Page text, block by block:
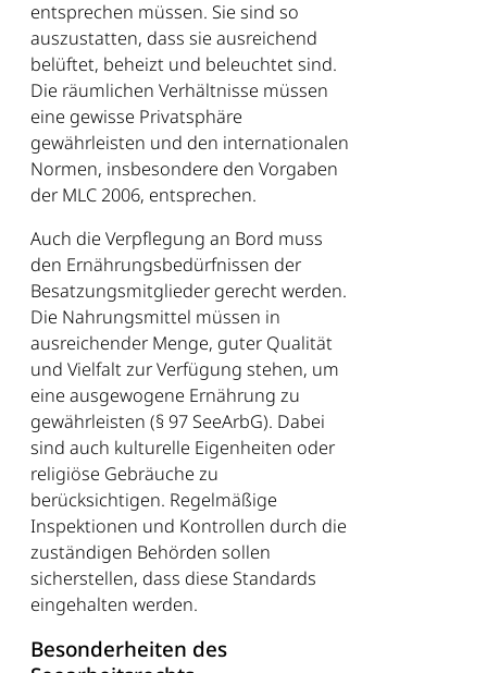
entsprechen müssen. Sie sind so
auszustatten, dass sie ausreichend
belüftet, beheizt und beleuchtet sind.
Die räumlichen Verhältnisse müssen
eine gewisse Privatsphäre
gewährleisten und den internationalen
Normen, insbesondere den Vorgaben
der MLC 2006, entsprechen.
Auch die Verpflegung an Bord muss
den Ernährungsbedürfnissen der
Besatzungsmitglieder gerecht werden.
Die Nahrungsmittel müssen in
ausreichender Menge, guter Qualität
und Vielfalt zur Verfügung stehen, um
eine ausgewogene Ernährung zu
gewährleisten (§ 97 SeeArbG). Dabei
sind auch kulturelle Eigenheiten oder
religiöse Gebräuche zu
berücksichtigen. Regelmäßige
Inspektionen und Kontrollen durch die
zuständigen Behörden sollen
sicherstellen, dass diese Standards
eingehalten werden.
Besonderheiten des